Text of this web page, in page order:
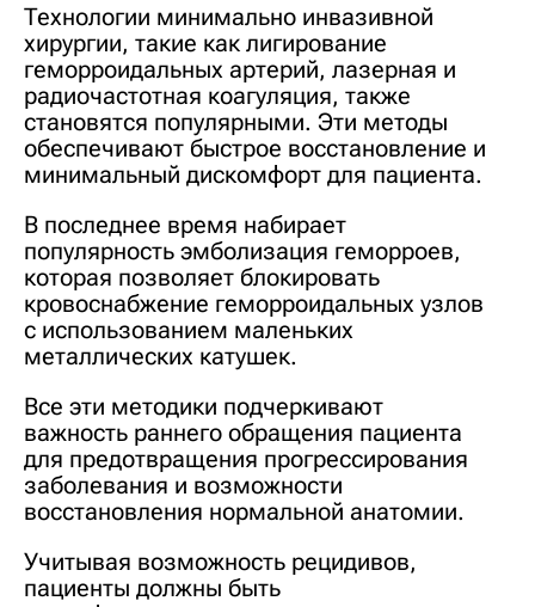
Технологии минимально инвазивной
хирургии, такие как лигирование
геморроидальных артерий, лазерная и
радиочастотная коагуляция, также
становятся популярными. Эти методы
обеспечивают быстрое восстановление и
минимальный дискомфорт для пациента.
В последнее время набирает
популярность эмболизация геморроев,
которая позволяет блокировать
кровоснабжение геморроидальных узлов
с использованием маленьких
металлических катушек.
Все эти методики подчеркивают
важность раннего обращения пациента
для предотвращения прогрессирования
заболевания и возможности
восстановления нормальной анатомии.
Учитывая возможность рецидивов,
пациенты должны быть